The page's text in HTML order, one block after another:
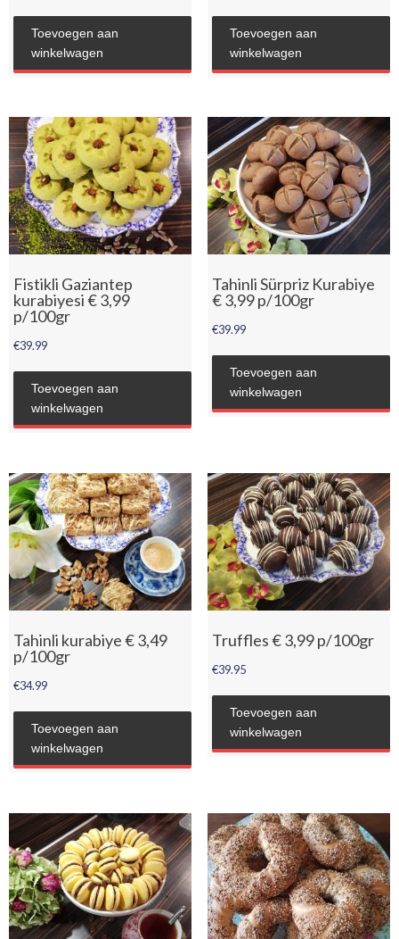
Toevoegen aan
winkelwagen
Toevoegen aan
winkelwagen
Fistikli Gaziantep
kurabiyesi € 3,99
p/100gr
€39.99
Toevoegen aan
winkelwagen
Tahinli Sürpriz Kurabiye
€ 3,99 p/100gr
€39.99
Toevoegen aan
winkelwagen
Tahinli kurabiye € 3,49
p/100gr
€34.99
Toevoegen aan
winkelwagen
Truffles € 3,99 p/100gr
€39.95
Toevoegen aan
winkelwagen